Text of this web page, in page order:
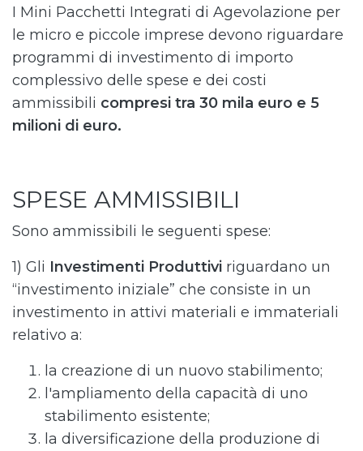
I Mini Pacchetti Integrati di Agevolazione per
le micro e piccole imprese devono riguardare
programmi di investimento di importo
complessivo delle spese e dei costi
ammissibili compresi tra 30 mila euro e 5
milioni di euro.
SPESE AMMISSIBILI
Sono ammissibili le seguenti spese:
1) Gli Investimenti Produttivi riguardano un
“investimento iniziale” che consiste in un
investimento in attivi materiali e immateriali
relativo a:
la creazione di un nuovo stabilimento;
l'ampliamento della capacità di uno
stabilimento esistente;
la diversificazione della produzione di